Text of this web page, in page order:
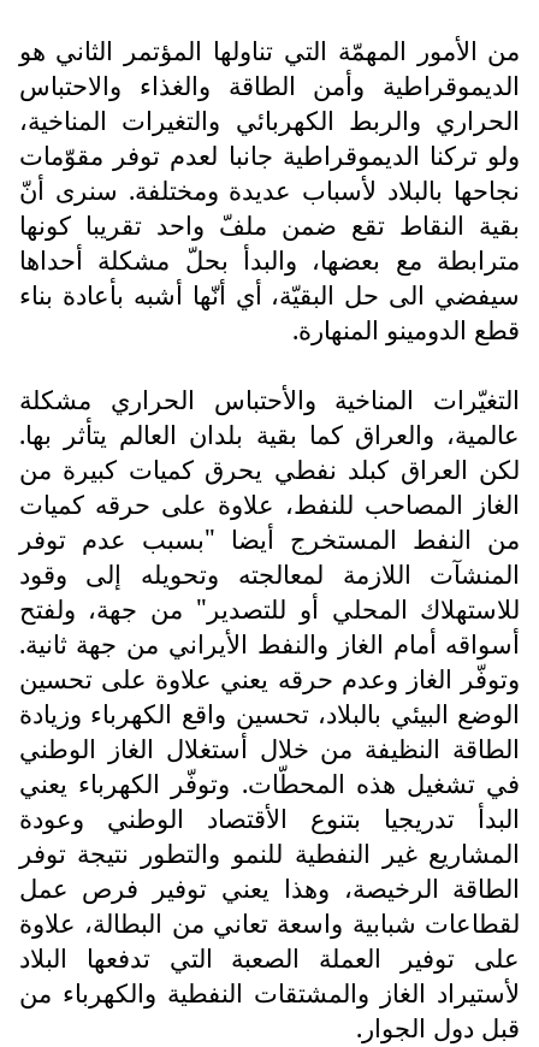
من الأمور المهمّة التي تناولها المؤتمر الثاني هو
الديموقراطية وأمن الطاقة والغذاء والاحتباس
الحراري والربط الكهربائي والتغيرات المناخية،
ولو تركنا الديموقراطية جانبا لعدم توفر مقوّمات
نجاحها بالبلاد لأسباب عديدة ومختلفة. سنرى أنّ
بقية النقاط تقع ضمن ملفّ واحد تقريبا كونها
مترابطة مع بعضها، والبدأ بحلّ مشكلة أحداها
سيفضي الى حل البقيّة، أي أنّها أشبه بأعادة بناء
قطع الدومينو المنهارة.
التغيّرات المناخية والأحتباس الحراري مشكلة
عالمية، والعراق كما بقية بلدان العالم يتأثر بها.
لكن العراق كبلد نفطي يحرق كميات كبيرة من
الغاز المصاحب للنفط، علاوة على حرقه كميات
من النفط المستخرج أيضا "بسبب عدم توفر
المنشآت اللازمة لمعالجته وتحويله إلى وقود
للاستهلاك المحلي أو للتصدير" من جهة، ولفتح
أسواقه أمام الغاز والنفط الأيراني من جهة ثانية.
وتوفّر الغاز وعدم حرقه يعني علاوة على تحسين
الوضع البيئي بالبلاد، تحسين واقع الكهرباء وزيادة
الطاقة النظيفة من خلال أستغلال الغاز الوطني
في تشغيل هذه المحطّات. وتوفّر الكهرباء يعني
البدأ تدريجيا بتنوع الأقتصاد الوطني وعودة
المشاريع غير النفطية للنمو والتطور نتيجة توفر
الطاقة الرخيصة، وهذا يعني توفير فرص عمل
لقطاعات شبابية واسعة تعاني من البطالة، علاوة
على توفير العملة الصعبة التي تدفعها البلاد
لأستيراد الغاز والمشتقات النفطية والكهرباء من
قبل دول الجوار.